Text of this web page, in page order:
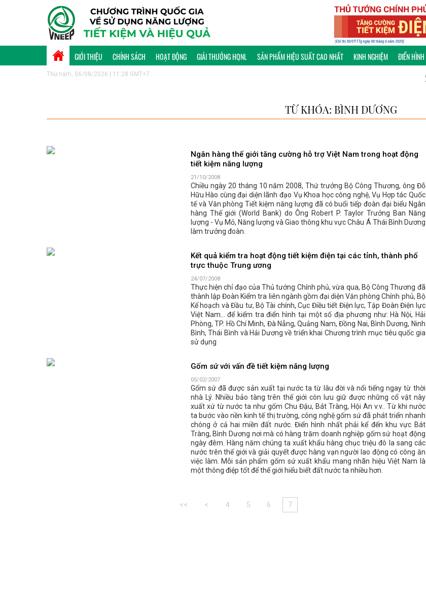
GIỚI THIỆU CHÍNH SÁCH HOẠT ĐỘNG GIẢI THƯỞNG HQNL SẢN PHẨM HIỆU SUẤT CAO NHẤT KINH NGHIỆM ĐIỂN HÌNH
Thứ năm, 06/08/2026 | 11:28 GMT+7
TỪ KHÓA: BÌNH DƯƠNG
Ngân hàng thế giới tăng cường hỗ trợ Việt Nam trong hoạt động
tiết kiệm năng lượng
21/10/2008
Chiều ngày 20 tháng 10 năm 2008, Thứ trưởng Bộ Công Thương, ông Đỗ
Hữu Hào cùng đại diện lãnh đạo Vụ Khoa học công nghệ, Vụ Hợp tác Quốc
tế và Văn phòng Tiết kiệm năng lượng đã có buổi tiếp đoàn đại biểu Ngân
hàng Thế giới (World Bank) do Ông Robert P. Taylor Trưởng Ban Năng
lượng - Vụ Mỏ, Năng lượng và Giao thông khu vực Châu Á Thái Bình Dương
làm trưởng đoàn.
Kết quả kiểm tra hoạt động tiết kiệm điện tại các tỉnh, thành phố
trực thuộc Trung ương
24/07/2008
Thực hiện chỉ đạo của Thủ tướng Chính phủ, vừa qua, Bộ Công Thương đã
thành lập Đoàn Kiểm tra liên ngành gồm đại diện Văn phòng Chính phủ, Bộ
Kế hoạch và Đầu tư, Bộ Tài chính, Cục Điều tiết Điện lực, Tập Đoàn Điện lực
Việt Nam... để kiểm tra điển hình tại một số địa phương như: Hà Nội, Hải
Phòng, TP. Hồ Chí Minh, Đà Nẵng, Quảng Nam, Đồng Nai, Bình Dương, Ninh
Bình, Thái Bình và Hải Dương về triển khai Chương trình mục tiêu quốc gia
sử dụng
Gốm sứ với vấn đề tiết kiệm năng lượng
05/02/2007
Gốm sứ đã được sản xuất tại nước ta từ lâu đời và nổi tiếng ngay từ thời
nhà Lý. Nhiều bảo tàng trên thế giới còn lưu giữ được những cổ vật này
xuất xứ từ nước ta như gốm Chu Đậu, Bát Tràng, Hội An v.v.. Từ khi nước
ta bước vào nền kinh tế thị trường, công nghệ gốm sứ đã phát triển nhanh
chóng ở cả hai miền đất nước. Điển hình nhất phải kể đến khu vực Bát
Tràng, Bình Dương nơi mà có hàng trăm doanh nghiệp gốm sứ hoạt động
ngày đêm. Hàng năm chúng ta xuất khẩu hàng chục triệu đô la sang các
nước trên thế giới và giải quyết được hàng vạn người lao động có công ăn
việc làm. Mỗi sản phẩm gốm sứ xuất khẩu mang nhãn hiệu Việt Nam là
một thông điệp tốt để thế giới hiểu biết đất nước ta nhiều hơn.
<< < 4 5 6 7